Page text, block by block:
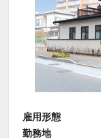
雇用形態
勤務地